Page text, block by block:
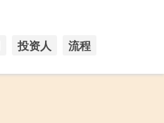
投资人 流程